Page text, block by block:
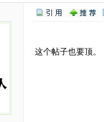
这个帖子也要顶。